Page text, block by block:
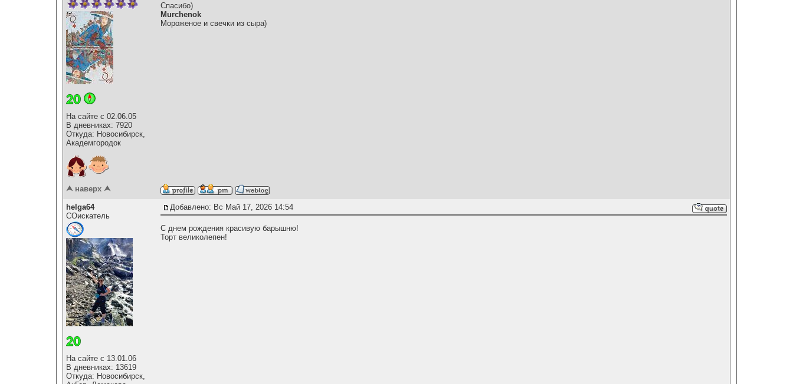
На сайте с 02.06.05
В дневниках: 7920
Откуда: Новосибирск,
Академгородок
Спасибо)
Murchenok
Мороженое и свечки из сыра)
⮝ наверх ⮝
helga64
СОискатель
На сайте с 13.01.06
В дневниках: 13619
Откуда: Новосибирск,
Добавлено: Вс Май 17, 2026 14:54
С днем рождения красивую барышню!
Торт великолепен!